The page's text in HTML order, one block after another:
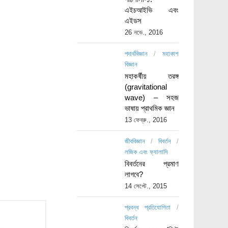
এইচআইভি এবং
এইডস
26 নভে., 2016
পদার্থবিজ্ঞান/ মহাকাশ
বিজ্ঞান
মহাকর্ষীয় তরঙ্গ
(gravitational
wave) – সহজ
ভাষায় প্রাথমিক জ্ঞান
13 ফেব্রু., 2016
জীববিজ্ঞান/ বিবর্তন/
লজিক এবং ফ্যালাসি
বিবর্তনের প্রমাণ
লাগবে?
14 সেপ্টে., 2015
প্রবন্ধ প্রতিযোগিতা /
বিবর্তন